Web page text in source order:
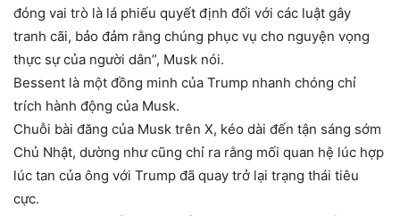
đóng vai trò là lá phiếu quyết định đối với các luật gây
tranh cãi, bảo đảm rằng chúng phục vụ cho nguyện vọng
thực sự của người dân”, Musk nói.
Bessent là một đồng minh của Trump nhanh chóng chỉ
trích hành động của Musk.
Chuỗi bài đăng của Musk trên X, kéo dài đến tận sáng sớm
Chủ Nhật, dường như cũng chỉ ra rằng mối quan hệ lúc hợp
lúc tan của ông với Trump đã quay trở lại trạng thái tiêu
cực.